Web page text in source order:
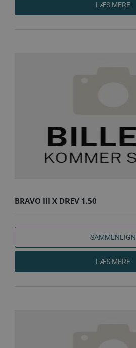
LÆS MERE
BRAVO III X DREV 1.50
SAMMENLIGN
LÆS MERE